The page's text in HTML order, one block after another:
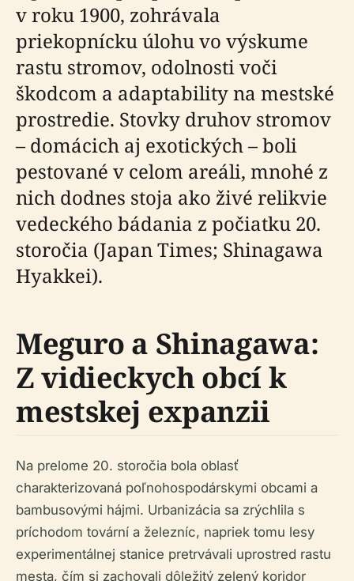
v roku 1900, zohrávala
priekopnícku úlohu vo výskume
rastu stromov, odolnosti voči
škodcom a adaptability na mestské
prostredie. Stovky druhov stromov
– domácich aj exotických – boli
pestované v celom areáli, mnohé z
nich dodnes stoja ako živé relikvie
vedeckého bádania z počiatku 20.
storočia (Japan Times; Shinagawa
Hyakkei).
Meguro a Shinagawa:
Z vidieckych obcí k
mestskej expanzii
Na prelome 20. storočia bola oblasť
charakterizovaná poľnohospodárskymi obcami a
bambusovými hájmi. Urbanizácia sa zrýchlila s
príchodom tovární a železníc, napriek tomu lesy
experimentálnej stanice pretrvávali uprostred rastu
mesta, čím si zachovali dôležitý zelený koridor